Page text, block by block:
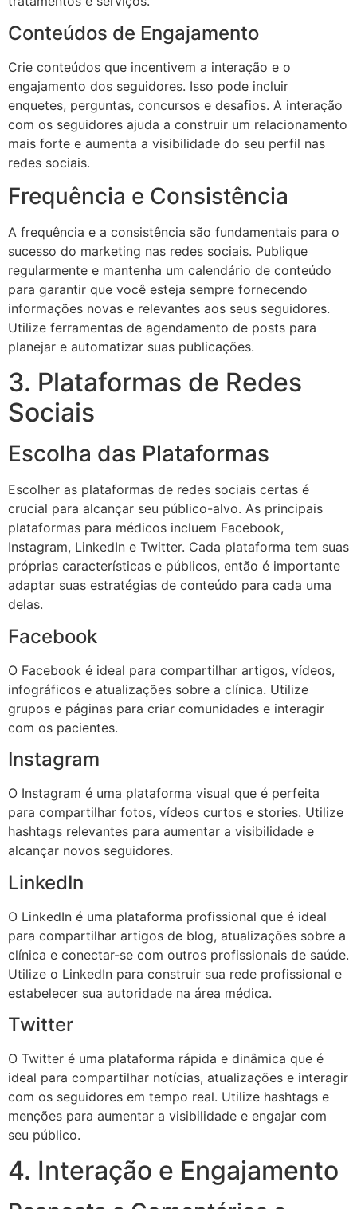
Conteúdos de Engajamento
Crie conteúdos que incentivem a interação e o
engajamento dos seguidores. Isso pode incluir
enquetes, perguntas, concursos e desafios. A interação
com os seguidores ajuda a construir um relacionamento
mais forte e aumenta a visibilidade do seu perfil nas
redes sociais.
Frequência e Consistência
A frequência e a consistência são fundamentais para o
sucesso do marketing nas redes sociais. Publique
regularmente e mantenha um calendário de conteúdo
para garantir que você esteja sempre fornecendo
informações novas e relevantes aos seus seguidores.
Utilize ferramentas de agendamento de posts para
planejar e automatizar suas publicações.
3. Plataformas de Redes
Sociais
Escolha das Plataformas
Escolher as plataformas de redes sociais certas é
crucial para alcançar seu público-alvo. As principais
plataformas para médicos incluem Facebook,
Instagram, LinkedIn e Twitter. Cada plataforma tem suas
próprias características e públicos, então é importante
adaptar suas estratégias de conteúdo para cada uma
delas.
Facebook
O Facebook é ideal para compartilhar artigos, vídeos,
infográficos e atualizações sobre a clínica. Utilize
grupos e páginas para criar comunidades e interagir
com os pacientes.
Instagram
O Instagram é uma plataforma visual que é perfeita
para compartilhar fotos, vídeos curtos e stories. Utilize
hashtags relevantes para aumentar a visibilidade e
alcançar novos seguidores.
LinkedIn
O LinkedIn é uma plataforma profissional que é ideal
para compartilhar artigos de blog, atualizações sobre a
clínica e conectar-se com outros profissionais de saúde.
Utilize o LinkedIn para construir sua rede profissional e
estabelecer sua autoridade na área médica.
Twitter
O Twitter é uma plataforma rápida e dinâmica que é
ideal para compartilhar notícias, atualizações e interagir
com os seguidores em tempo real. Utilize hashtags e
menções para aumentar a visibilidade e engajar com
seu público.
4. Interação e Engajamento